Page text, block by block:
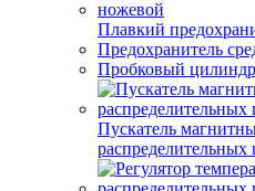
Плавкий
Предохранитель
Пробковый
Пускатель
распределительных